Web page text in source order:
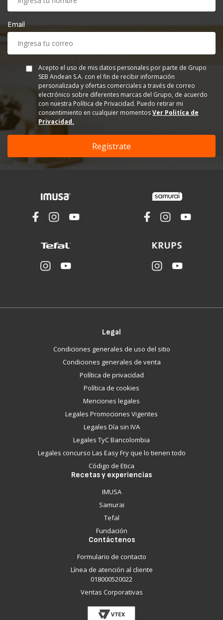
Email
Acepto el uso de mis datos personales por parte de Grupo
SEB Andean S.A. con el fin de recibir información
personalizada y ofertas comerciales a través de correo
electrónico sobre diferentes marcas del Grupo, de acuerdo
con nuestra Política de Privacidad. Puedo retirar mi
consentimiento en cualquier momentosVer Politíca de
Privacidad.
Legal
Condiciones generales de uso del sitio
Condiciones generales de venta
Política de privacidad
Política de cookies
Menciones legales
Legales Promociones Vigentes
Legales Día sin IVA
Legales TyC Bancolombia
Legales concurso Las Easy Fry que lo tienen todo
Código de Etica
Recetas y experiencias
IMUSA
Samurai
Tefal
Fundación
Contáctenos
Formulario de contacto
Línea de atención al cliente
018000520022
Ventas Corporativas